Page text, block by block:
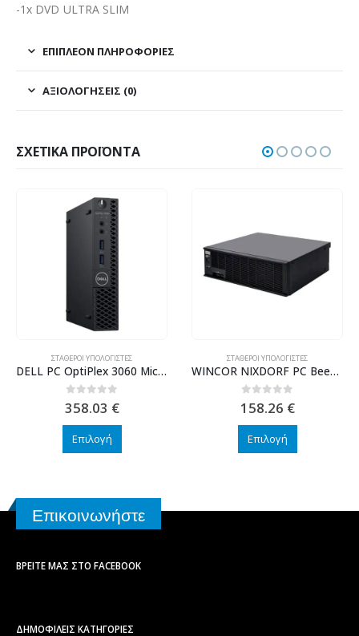
-1x DVD ULTRA SLIM
ΕΠΙΠΛΈΟΝ ΠΛΗΡΟΦΟΡΊΕΣ
ΑΞΙΟΛΟΓΉΣΕΙΣ (0)
ΣΧΕΤΙΚΆ ΠΡΟΪΌΝΤΑ
ΣΤΑΘΕΡΟΊ ΥΠΟΛΟΓΙΣΤΈΣ
DELL PC OptiPlex 3060 Micro, Refurbished Grade A Repainted, i5-9400T, 8/256GB M.2, FreeDOS
0 out of 5
358.03 €
Επιλογή
ΣΤΑΘΕΡΟΊ ΥΠΟΛΟΓΙΣΤΈΣ
WINCOR NIXDORF PC Beetle MIII, Refurbished Grade A Repainted, G1820, 4GB, 500GB HDD, FreeDOS
0 out of 5
158.26 €
Επιλογή
Επικοινωνήστε
ΒΡΕΊΤΕ ΜΑΣ ΣΤΟ FACEBOOK
ΔΗΜΟΦΙΛΕΙΣ ΚΑΤΗΓΟΡΙΕΣ